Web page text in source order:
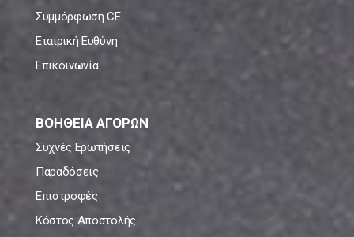
Συμμόρφωση CE
Εταιρική Ευθύνη
Επικοινωνία
ΒΟΗΘΕΙΑ ΑΓΟΡΩΝ
Συχνές Ερωτήσεις
Παραδόσεις
Επιστροφές
Κόστος Αποστολής